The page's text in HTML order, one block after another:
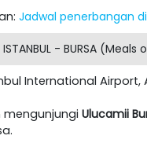
Jadwal penerbangan
ISTANBUL - BURSA
International Airport,
mengunjungiUlucamii